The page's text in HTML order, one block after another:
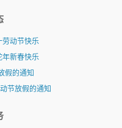
动节快乐
新春快乐
假的通知
节放假的通知